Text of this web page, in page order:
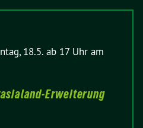
18.5. ab 17 Uhr am
Erweiterung